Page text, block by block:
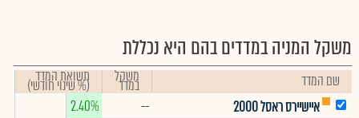
משקל המניה במדדים בהם היא נכללת
שם המדד משקל
במדד תשואת המדד
(% שינוי חודשי)
איישיירס ראסל 2000
--
2.40%